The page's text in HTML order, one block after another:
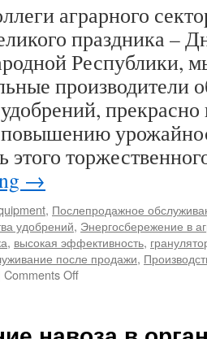
аграрного
праздника –
Республики,
производители
удобрений,
этого
→
, Послепродажное
удобрений, Энергосбережение в
, высокая эффективность,
после продажи,
Comments Offon